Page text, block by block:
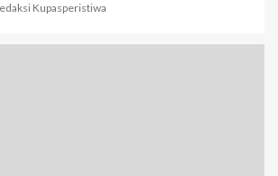
Kupasperistiwa